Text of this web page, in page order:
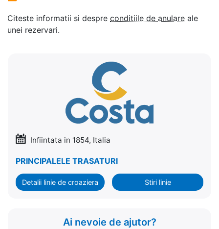
Citeste informatii si despre conditiile de anulare ale
unei rezervari.
Infiintata in 1854, Italia
PRINCIPALELE TRASATURI
Detalii linie de croaziera Stiri linie
Ai nevoie de ajutor?